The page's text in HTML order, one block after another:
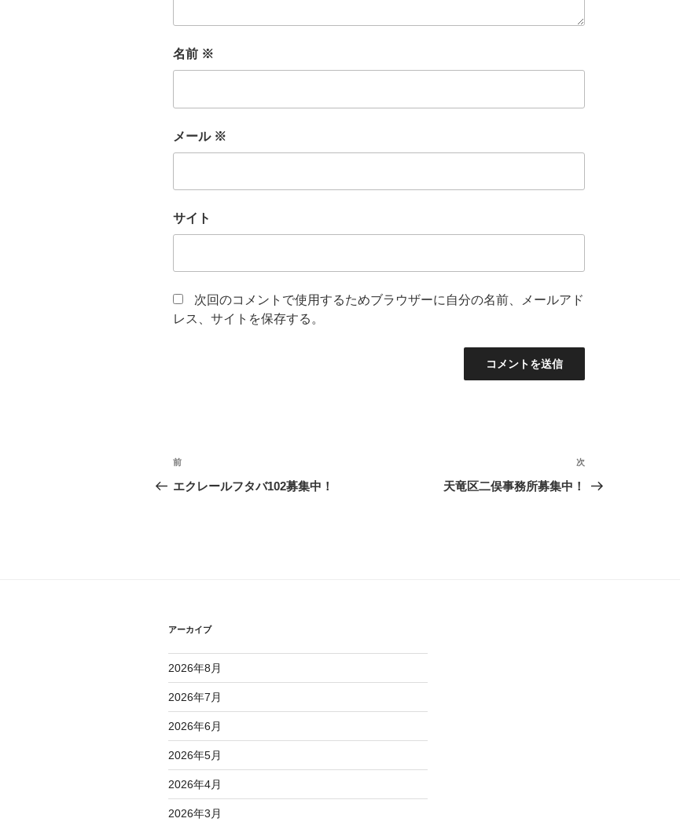
名前 ※
メール ※
サイト
次回のコメントで使用するためブラウザーに自分の名前、メールアド
レス、サイトを保存する。
投
稿
シ
ョ
ン
前
の
前
エクレールフタバ102募集中！
次
の
次
天竜区二俣事務所募集中！
アーカイブ
2026年8月
2026年7月
2026年6月
2026年5月
2026年4月
2026年3月